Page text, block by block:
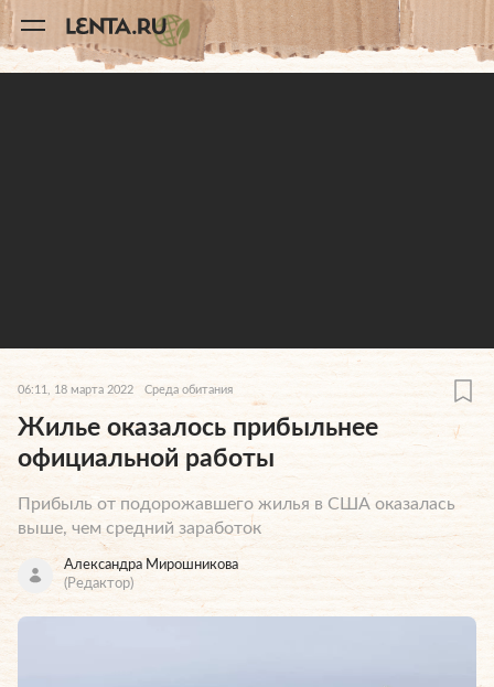
A
11
06:11, 18 марта 2022 Среда обитания
Жилье оказалось прибыльнее
официальной работы
Прибыль от подорожавшего жилья в США оказалась
выше, чем средний заработок
Александра Мирошникова
(Редактор)